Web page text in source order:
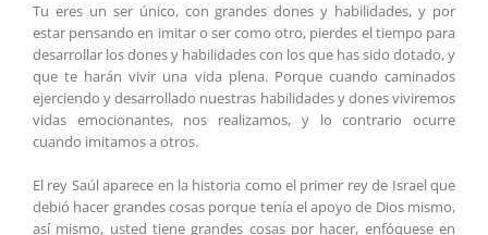
Tu eres un ser único, con grandes dones y habilidades, y por
estar pensando en imitar o ser como otro, pierdes el tiempo para
desarrollar los dones y habilidades con los que has sido dotado, y
que te harán vivir una vida plena. Porque cuando caminados
ejerciendo y desarrollado nuestras habilidades y dones viviremos
vidas emocionantes, nos realizamos, y lo contrario ocurre
cuando imitamos a otros.
El rey Saúl aparece en la historia como el primer rey de Israel que
debió hacer grandes cosas porque tenía el apoyo de Dios mismo,
así mismo, usted tiene grandes cosas por hacer, enfóquese en